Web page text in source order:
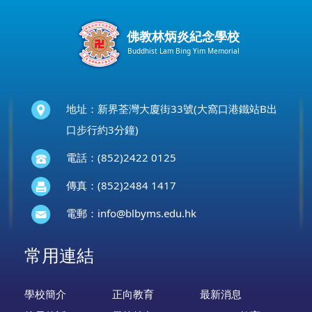
佛教林炳炎紀念學校
Buddhist Lam Bing Yim Memorial
地址：新界荃灣大廈街33號(大窩口港鐵站B出
口步行約3分鐘)
電話：(852)2422 0125
傳真：(852)2484 1417
電郵： info@blbyms.edu.hk
常用連結
學校簡介 正向教育
最新消息